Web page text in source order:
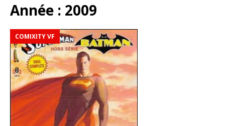
Année : 2009
COMIXITY VF